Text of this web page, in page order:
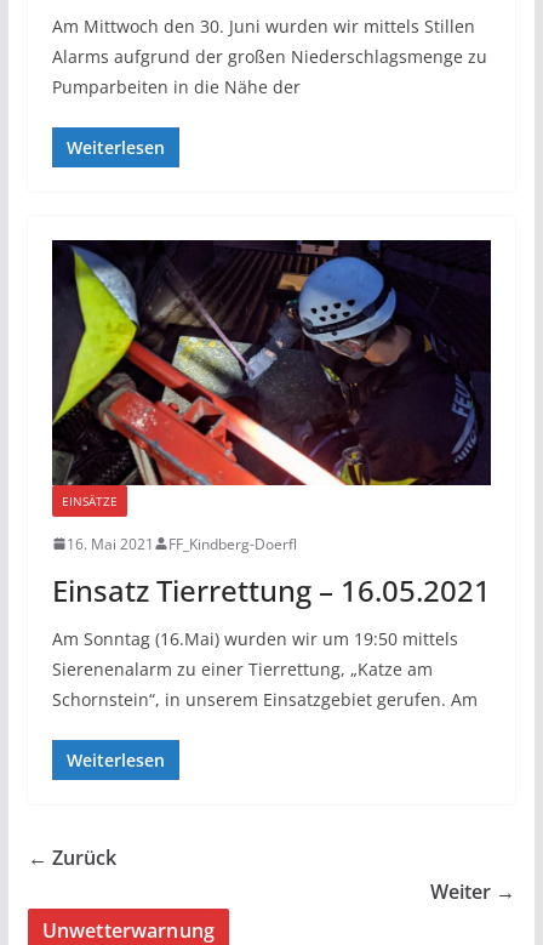
Am Mittwoch den 30. Juni wurden wir mittels Stillen
Alarms aufgrund der großen Niederschlagsmenge zu
Pumparbeiten in die Nähe der
Weiterlesen
EINSÄTZE
16. Mai 2021 FF_Kindberg-Doerfl
Einsatz Tierrettung – 16.05.2021
Am Sonntag (16.Mai) wurden wir um 19:50 mittels
Sierenenalarm zu einer Tierrettung, „Katze am
Schornstein“, in unserem Einsatzgebiet gerufen. Am
Weiterlesen
← Zurück
Weiter →
Unwetterwarnung